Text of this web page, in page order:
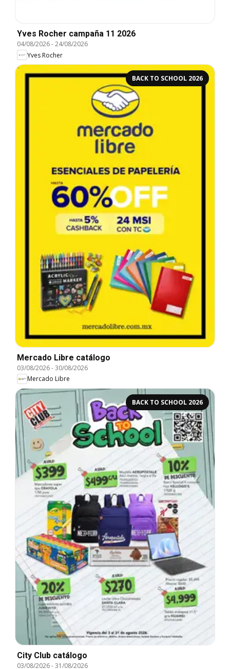
Yves Rocher campaña 11 2026
04/08/2026-24/08/2026
Yves Rocher
BACK TO SCHOOL 2026
Mercado Libre catálogo
03/08/2026-30/08/2026
Mercado Libre
BACK TO SCHOOL 2026
City Club catálogo
03/08/2026-31/08/2026